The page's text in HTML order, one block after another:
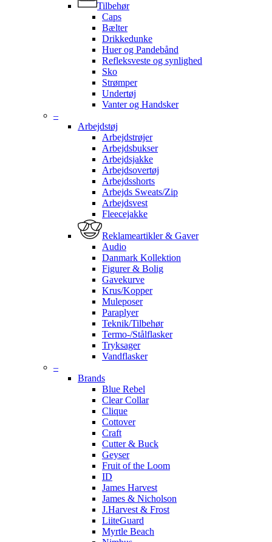
Tilbehør
Caps
Bælter
Drikkedunke
Huer og Pandebånd
Refleksveste og synlighed
Sko
Strømper
Undertøj
Vanter og Handsker
–
Arbejdstøj
Arbejdstrøjer
Arbejdsbukser
Arbejdsjakke
Arbejdsovertøj
Arbejdsshorts
Arbejds Sweats/Zip
Arbejdsvest
Fleecejakke
Reklameartikler & Gaver
Audio
Danmark Kollektion
Figurer & Bolig
Gavekurve
Krus/Kopper
Muleposer
Paraplyer
Teknik/Tilbehør
Termo-/Stålflasker
Tryksager
Vandflasker
–
Brands
Blue Rebel
Clear Collar
Clique
Cottover
Craft
Cutter & Buck
Geyser
Fruit of the Loom
ID
James Harvest
James & Nicholson
J.Harvest & Frost
LiiteGuard
Myrtle Beach